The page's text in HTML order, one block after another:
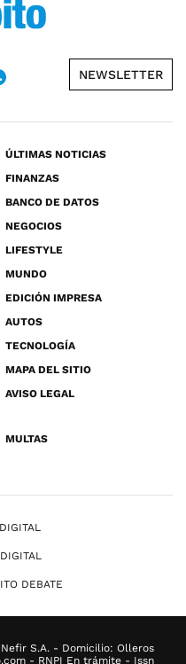
NEWSLETTER
ÚLTIMAS NOTICIAS
FINANZAS
BANCO DE DATOS
NEGOCIOS
LIFESTYLE
MUNDO
EDICIÓN IMPRESA
AUTOS
TECNOLOGÍA
MAPA DEL SITIO
AVISO LEGAL
MULTAS
DIGITAL
DIGITAL
DEBATE
S.A. - Domicilio: Olleros
- RNPI En trámite - Issn